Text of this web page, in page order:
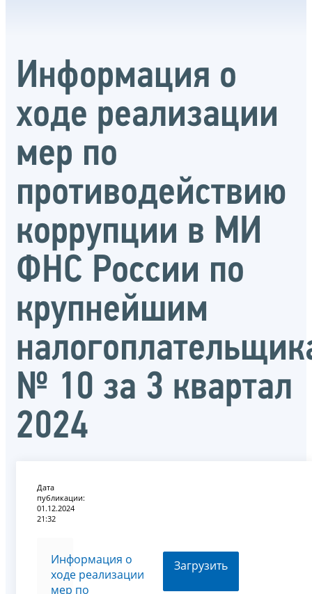
Информация о
ходе реализации
мер по
противодействию
коррупции в МИ
ФНС России по
крупнейшим
№ 10 за 3 квартал
2024
Дата
публикации:
01.12.2024
21:32
Информация о
ходе реализации
мер по
Загрузить